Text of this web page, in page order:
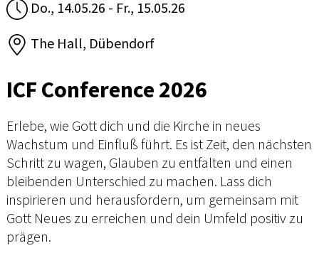
Do., 14.05.26 - Fr., 15.05.26
The Hall, Dübendorf
ICF Conference 2026
Erlebe, wie Gott dich und die Kirche in neues
Wachstum und Einfluß führt. Es ist Zeit, den nächsten
Schritt zu wagen, Glauben zu entfalten und einen
bleibenden Unterschied zu machen. Lass dich
inspirieren und herausfordern, um gemeinsam mit
Gott Neues zu erreichen und dein Umfeld positiv zu
prägen.